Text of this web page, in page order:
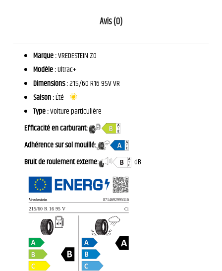
Avis (0)
Marque :VREDESTEIN ZO
Modèle :Ultrac+
Dimensions :215/60 R16 95V VR
Saison :Été
Type :Voiture particulière
Efficacité en carburant:
Adhérence sur sol mouillé:
Bruit de roulement externe:
dB